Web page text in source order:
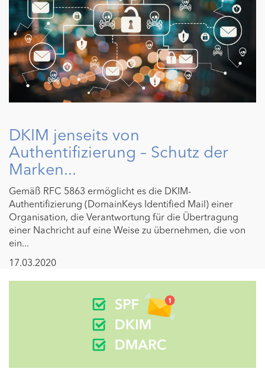
DKIM jenseits von
Authentifizierung – Schutz der
Marken...
Gemäß RFC 5863 ermöglicht es die DKIM-
Authentifizierung (DomainKeys Identified Mail) einer
Organisation, die Verantwortung für die Übertragung
einer Nachricht auf eine Weise zu übernehmen, die von
ein...
17.03.2020